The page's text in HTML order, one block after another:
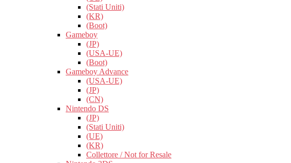
(Stati Uniti)
(KR)
(Boot)
Gameboy
(JP)
(USA-UE)
(Boot)
Gameboy Advance
(USA-UE)
(JP)
(CN)
Nintendo DS
(JP)
(Stati Uniti)
(UE)
(KR)
Collettore / Not for Resale